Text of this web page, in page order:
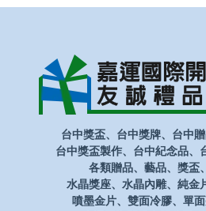
台中獎盃、台中獎牌、台中
台中獎盃製作、台中紀念品、
各類贈品、藝品、獎盃
水晶獎座、水晶內雕、純金
噴墨金片、雙面冷膠、單